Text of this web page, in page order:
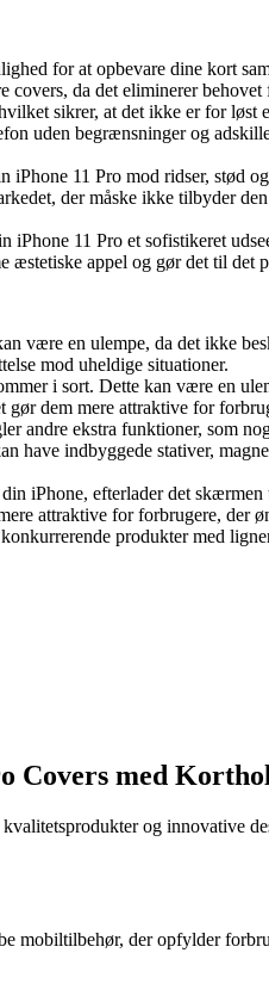
for at opbevare dine kort
da det eliminerer
sikrer, at det ikke er for
uden begrænsninger og
11 Pro mod ridser, stød
der måske ikke tilbyder
11 Pro et sofistikeret
appel og gør det til
være en ulempe, da det ikke
mod uheldige situationer.
i sort. Dette kan være en
dem mere attraktive for
andre ekstra funktioner, som
have indbyggede stativer,
iPhone, efterlader det
attraktive for forbrugere, der
produkter med
Covers med
og innovative
der opfylder